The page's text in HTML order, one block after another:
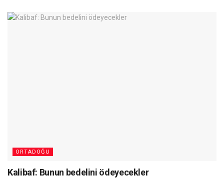
ORTADOĞU
Kalibaf: Bunun bedelini ödeyecekler